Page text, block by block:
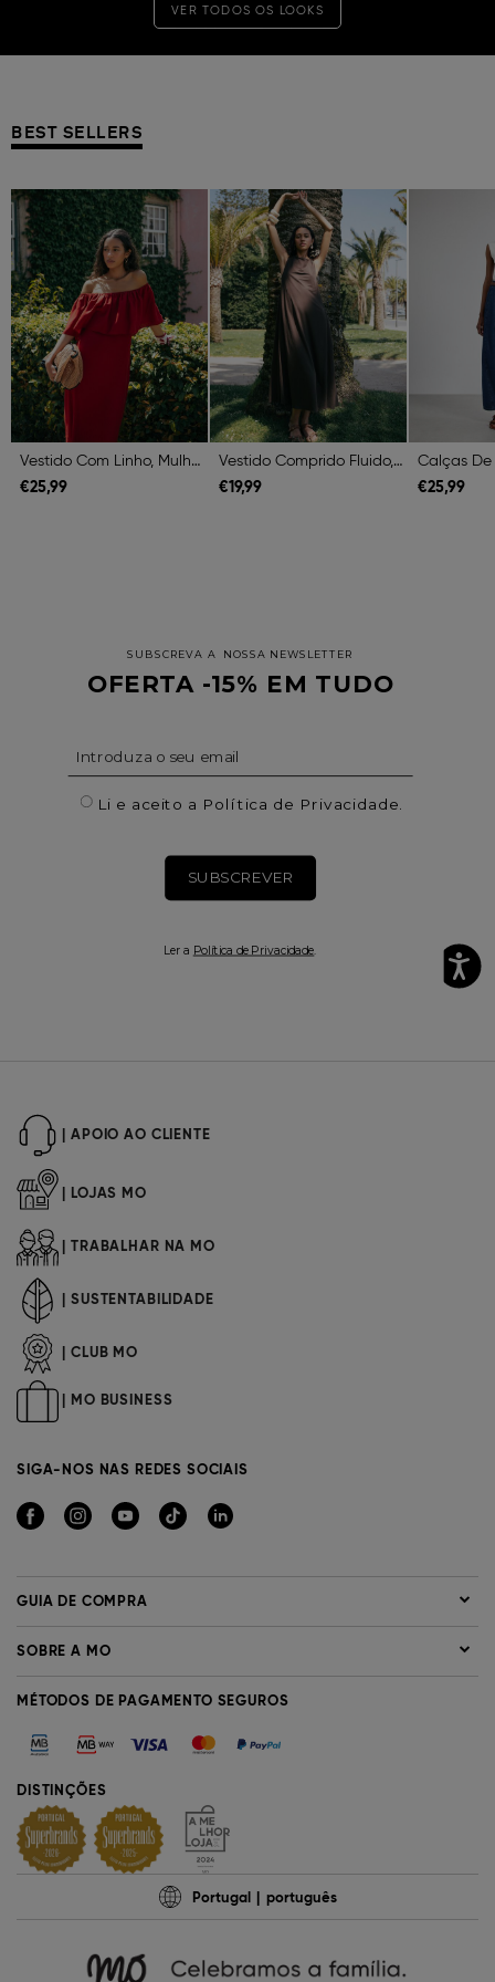
VER TODOS OS LOOKS
BEST SELLERS
Previous Next
Vestido Com Linho, Mulher, Vermelho Escuro
€25,99
Previous Next
Vestido Comprido Fluido, Mulher, Castanho Escuro
€19,99 €25,99
| APOIO AO CLIENTE
| LOJAS MO
| TRABALHAR NA MO
| SUSTENTABILIDADE
| CLUB MO
| MO BUSINESS
SIGA-NOS NAS REDES SOCIAIS
GUIA DE COMPRA
SOBRE A MO
MÉTODOS DE PAGAMENTO SEGUROS
DISTINÇÕES
Portugal português